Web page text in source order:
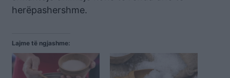
herëpashershme.
Lajme të ngjashme: